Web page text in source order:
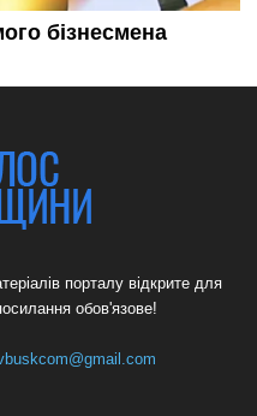
порталу відкрите для
обов'язове!